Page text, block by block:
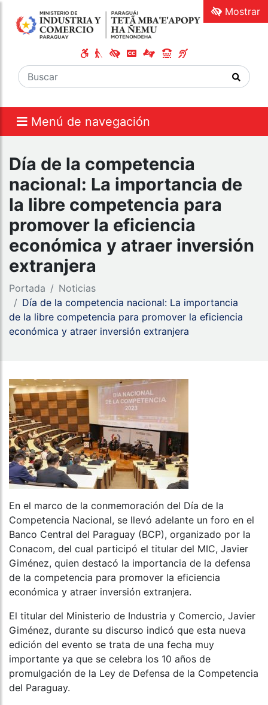
Menú de navegación
Mostrar
Día de la competencia
nacional: La importancia de
la libre competencia para
promover la eficiencia
económica y atraer inversión
extranjera
Portada
Noticias
Día de la competencia nacional: La importancia
de la libre competencia para promover la eficiencia
económica y atraer inversión extranjera
En el marco de la conmemoración del Día de la
Competencia Nacional, se llevó adelante un foro en el
Banco Central del Paraguay (BCP), organizado por la
Conacom, del cual participó el titular del MIC, Javier
Giménez, quien destacó la importancia de la defensa
de la competencia para promover la eficiencia
económica y atraer inversión extranjera.
El titular del Ministerio de Industria y Comercio, Javier
Giménez, durante su discurso indicó que esta nueva
edición del evento se trata de una fecha muy
importante ya que se celebra los 10 años de
promulgación de la Ley de Defensa de la Competencia
del Paraguay.